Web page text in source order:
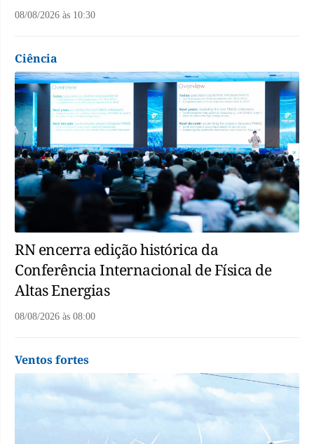
08/08/2026 às 10:30
Ciência
RN encerra edição histórica da
Conferência Internacional de Física de
Altas Energias
08/08/2026 às 08:00
Ventos fortes